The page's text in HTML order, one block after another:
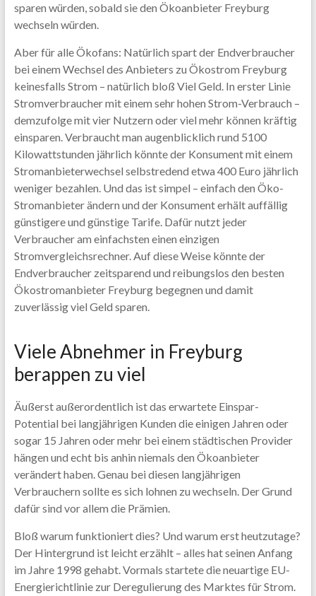
sparen würden, sobald sie den Ökoanbieter Freyburg
wechseln würden.
Aber für alle Ökofans: Natürlich spart der Endverbraucher
bei einem Wechsel des Anbieters zu Ökostrom Freyburg
keinesfalls Strom – natürlich bloß Viel Geld. In erster Linie
Stromverbraucher mit einem sehr hohen Strom-Verbrauch –
demzufolge mit vier Nutzern oder viel mehr können kräftig
einsparen. Verbraucht man augenblicklich rund 5100
Kilowattstunden jährlich könnte der Konsument mit einem
Stromanbieterwechsel selbstredend etwa 400 Euro jährlich
weniger bezahlen. Und das ist simpel – einfach den Öko-
Stromanbieter ändern und der Konsument erhält auffällig
günstigere und günstige Tarife. Dafür nutzt jeder
Verbraucher am einfachsten einen einzigen
Stromvergleichsrechner. Auf diese Weise könnte der
Endverbraucher zeitsparend und reibungslos den besten
Ökostromanbieter Freyburg begegnen und damit
zuverlässig viel Geld sparen.
Viele Abnehmer in Freyburg
berappen zu viel
Äußerst außerordentlich ist das erwartete Einspar-
Potential bei langjährigen Kunden die einigen Jahren oder
sogar 15 Jahren oder mehr bei einem städtischen Provider
hängen und echt bis anhin niemals den Ökoanbieter
verändert haben. Genau bei diesen langjährigen
Verbrauchern sollte es sich lohnen zu wechseln. Der Grund
dafür sind vor allem die Prämien.
Bloß warum funktioniert dies? Und warum erst heutzutage?
Der Hintergrund ist leicht erzählt – alles hat seinen Anfang
im Jahre 1998 gehabt. Vormals startete die neuartige EU-
Energierichtlinie zur Deregulierung des Marktes für Strom.